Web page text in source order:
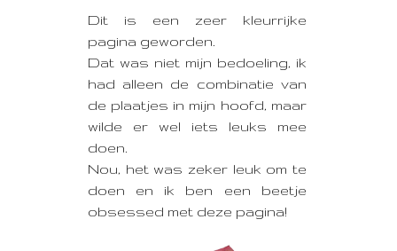
Dit is een zeer kleurrijke
pagina geworden.
Dat was niet mijn bedoeling, ik
had alleen de combinatie van
de plaatjes in mijn hoofd, maar
wilde er wel iets leuks mee
doen.
Nou, het was zeker leuk om te
doen en ik ben een beetje
obsessed met deze pagina!